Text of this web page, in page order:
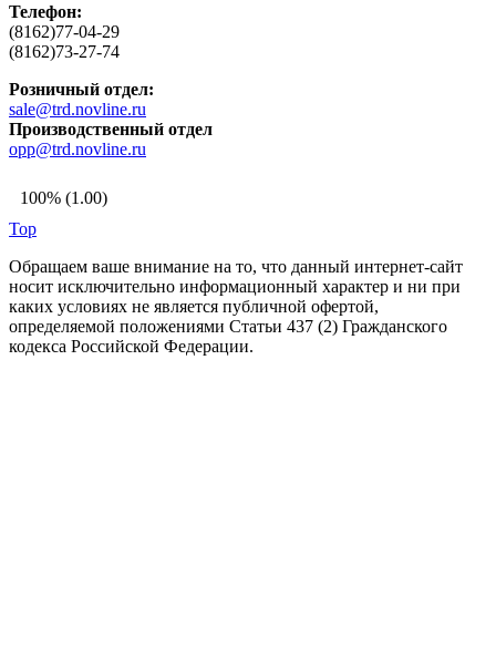
Телефон:
(8162)77-04-29
(8162)73-27-74
Розничный отдел:
sale@trd.novline.ru
Производственный отдел
opp@trd.novline.ru
100% (1.00)
Top
Обращаем ваше внимание на то, что данный интернет-сайт
носит исключительно информационный характер и ни при
каких условиях не является публичной офертой,
определяемой положениями Статьи 437 (2) Гражданского
кодекса Российской Федерации.